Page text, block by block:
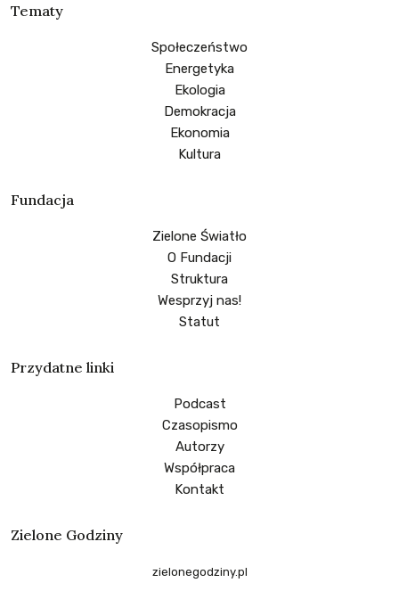
Tematy
Społeczeństwo
Energetyka
Ekologia
Demokracja
Ekonomia
Kultura
Fundacja
Zielone Światło
O Fundacji
Struktura
Wesprzyj nas!
Statut
Przydatne linki
Podcast
Czasopismo
Autorzy
Współpraca
Kontakt
Zielone Godziny
zielonegodziny.pl